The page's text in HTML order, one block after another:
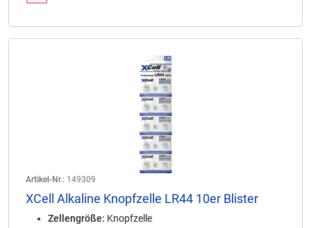
Artikel-Nr.: 149309
XCell Alkaline Knopfzelle LR44 10er Blister
Zellengröße: Knopfzelle